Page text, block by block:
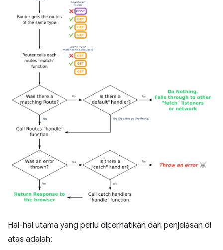
Hal-hal utama yang perlu diperhatikan dari penjelasan di
atas adalah: